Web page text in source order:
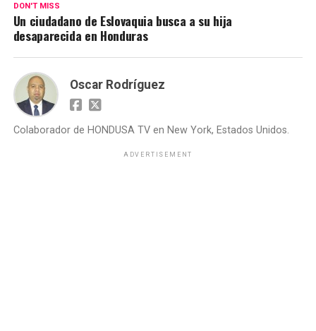
DON'T MISS
Un ciudadano de Eslovaquia busca a su hija
desaparecida en Honduras
Oscar Rodríguez
Colaborador de HONDUSA TV en New York, Estados Unidos.
ADVERTISEMENT